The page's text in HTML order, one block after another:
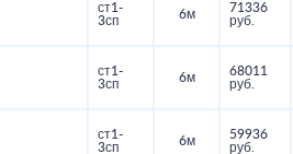
ст1-
3сп
6м
71336
руб.
ст1-
3сп
6м
68011
руб.
ст1-
3сп
6м
59936
руб.